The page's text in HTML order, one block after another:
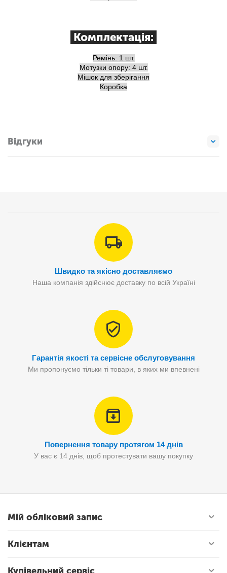
Комплектація:
Ремінь: 1 шт.
Мотузки опору: 4 шт.
Мішок для зберігання
Коробка
Відгуки
Швидко та якісно доставляємо
Наша компанія здійснює доставку по всій Україні
Гарантія якості та сервісне обслуговування
Ми пропонуємо тільки ті товари, в яких ми впевнені
Повернення товару протягом 14 днів
У вас є 14 днів, щоб протестувати вашу покупку
Мій обліковий запис
Клієнтам